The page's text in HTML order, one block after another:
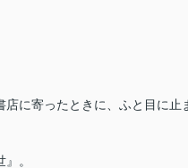
店に寄ったときに、ふと目に
。